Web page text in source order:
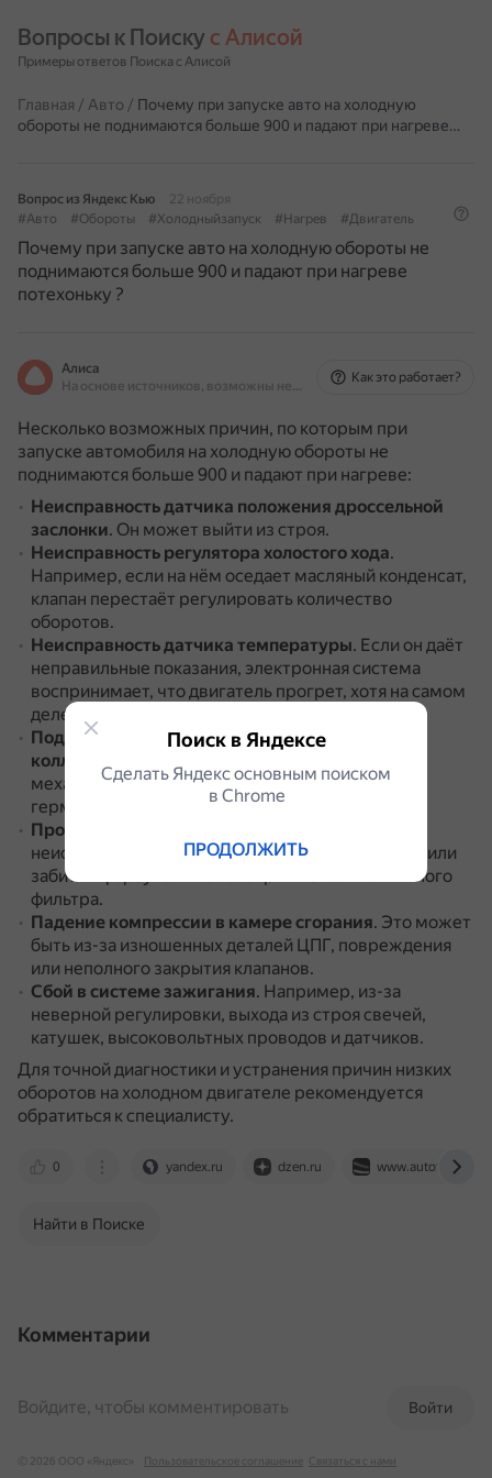
Вопросы к Поиску с Алисой
Примеры ответов Поиска с Алисой
Главная / Авто / Почему при запуске авто на холодную
обороты не поднимаются больше 900 и падают при нагреве…
Вопрос из Яндекс Кью
22 ноября
#Авто
#Обороты #Холодныйзапуск #Нагрев #Двигатель
Почему при запуске авто на холодную обороты не
поднимаются больше 900 и падают при нагреве
потехоньку ?
Алиса
На основе источников, возможны неточности
Как это работает?
Несколько возможных причин, по которым при
запуске автомобиля на холодную обороты не
поднимаются больше 900 и падают при нагреве:
Неисправность датчика положения дроссельной
заслонки. Он может выйти из строя.
Неисправность регулятора холостого хода.
Например, если на нём оседает масляный конденсат,
клапан перестаёт регулировать количество
оборотов.
Неисправность датчика температуры. Если он даёт
неправильные показания, электронная система
воспринимает, что двигатель прогрет, хотя на самом
деле он ещё холодный.
Подсос неучтённого воздуха из впускного
коллектора
механических повреждений или нарушения
герметичности соединений.
Проблемы с подачей топлива
неисправности топливного насоса, изношенных или
забитых форсунок либо засорившегося топливного
фильтра.
Падение компрессии в камере сгорания. Это может
быть из-за изношенных деталей ЦПГ, повреждения
или неполного закрытия клапанов.
Сбой в системе зажигания. Например, из-за
неверной регулировки, выхода из строя свечей,
катушек, высоковольтных проводов и датчиков.
Для точной диагностики и устранения причин низких
оборотов на холодном двигателе рекомендуется
обратиться к специалисту.
0 yandex.ru dzen.ru
Найти в Поиске
Комментарии
Войти
Войдите, чтобы комментировать
© 2026 ООО «Яндекс» Пользовательское соглашение Связаться с нами
Поиск в Яндексе
Сделать Яндекс основным поиском
в Сhrome
ПРОДОЛЖИТЬ